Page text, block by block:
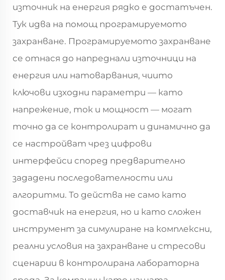
източник на енергия рядко е достатъчен.
Тук идва на помощ програмируемото
захранване. Програмируемото захранване
се отнася до напреднали източници на
енергия или натоварвания, чиито
ключови изходни параметри — като
напрежение, ток и мощност — могат
точно да се контролират и динамично да
се настройват чрез цифрови
интерфейси според предварително
зададени последователности или
алгоритми. То действа не само като
доставчик на енергия, но и като сложен
инструмент за симулиране на комплексни,
реални условия на захранване и стресови
сценарии в контролирана лабораторна